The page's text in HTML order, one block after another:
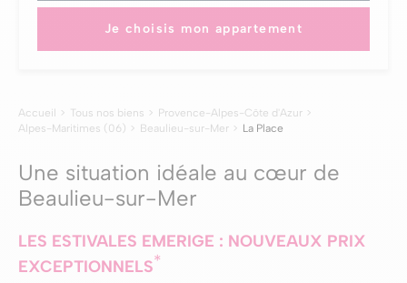
Je choisis mon appartement
Accueil Tous nos biens
Provence-Alpes-Côte d'Azur
Alpes-Maritimes (06)
Beaulieu-sur-Mer La Place
Une situation idéale au cœur de
Beaulieu-sur-Mer
LES ESTIVALES EMERIGE : NOUVEAUX PRIX
EXCEPTIONNELS*